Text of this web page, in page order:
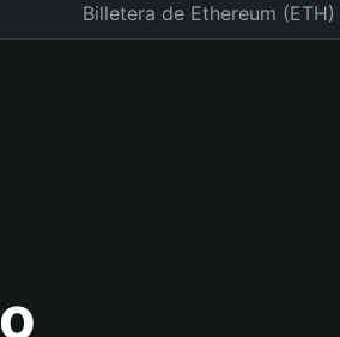
Billetera de Ethereum (ETH)